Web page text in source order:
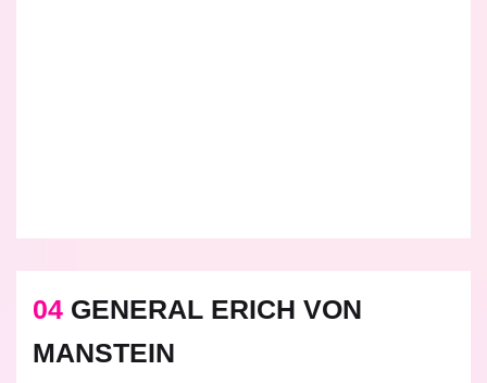
04 GENERAL ERICH VON
MANSTEIN